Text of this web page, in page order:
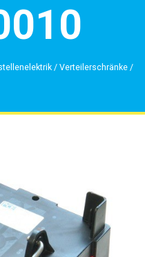
/ Verteilerschränke /